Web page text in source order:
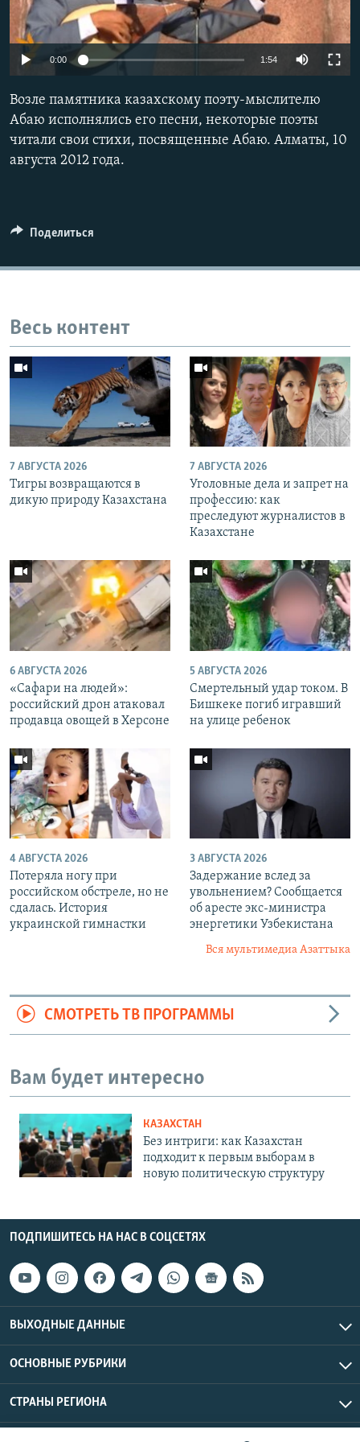
0:00 1:54
Возле памятника казахскому поэту-мыслителю
Абаю исполнялись его песни, некоторые поэты
читали свои стихи, посвященные Абаю. Алматы, 10
августа 2012 года.
Поделиться
Весь контент
7 АВГУСТА 2026
Тигры возвращаются в
дикую природу Казахстана
7 АВГУСТА 2026
Уголовные дела и запрет на
профессию: как
преследуют журналистов в
Казахстане
6 АВГУСТА 2026
«Cафари на людей»:
российский дрон атаковал
продавца овощей в Херсоне
5 АВГУСТА 2026
Смертельный удар током. В
Бишкеке погиб игравший
на улице ребенок
4 АВГУСТА 2026
Потеряла ногу при
российском обстреле, но не
сдалась. История
украинской гимнастки
3 АВГУСТА 2026
Задержание вслед за
увольнением? Сообщается
об аресте экс-министра
энергетики Узбекистана
Вся мультимедиа Азаттыка
СМОТРЕТЬ ТВ ПРОГРАММЫ
Вам будет интересно
КАЗАХСТАН
Без интриги: как Казахстан
подходит к первым выборам в
новую политическую структуру
ПОДПИШИТЕСЬ НА НАС В СОЦСЕТЯХ
ВЫХОДНЫЕ ДАННЫЕ
ОСНОВНЫЕ РУБРИКИ
СТРАНЫ РЕГИОНА